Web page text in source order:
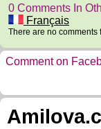
0 Comments In
Français
There are no comments
Comment on